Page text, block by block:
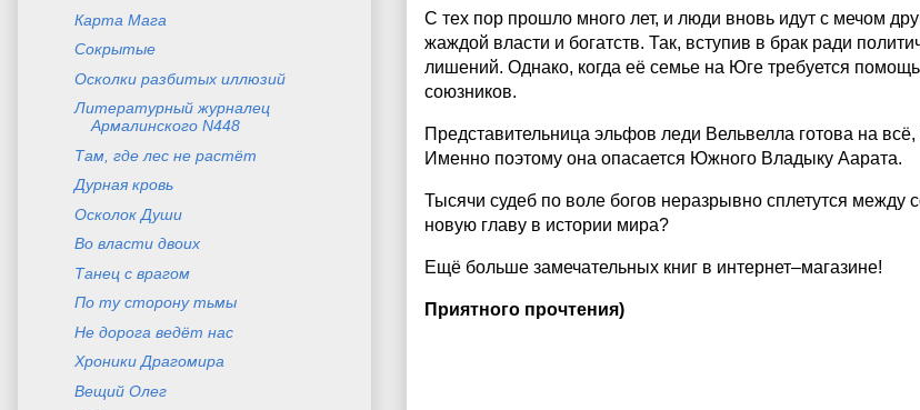
С тех пор прошло много лет, и люди вновь идут с мечом
жаждой власти и богатств. Так, вступив в брак ради
лишений. Однако, когда её семье на Юге требуется
союзников.
Представительница эльфов леди Вельвелла готова на
Именно поэтому она опасается Южного Владыку Аарата.
Тысячи судеб по воле богов неразрывно сплетутся
новую главу в истории мира?
Ещё больше замечательных книг в интернет–магазине!
Приятного прочтения)
Карта Мага
Сокрытые
Осколки разбитых иллюзий
Литературный журналец
Армалинского N448
Там, где лес не растёт
Дурная кровь
Осколок Души
Во власти двоих
Танец с врагом
По ту сторону тьмы
Не дорога ведёт нас
Хроники Драгомира
Вещий Олег